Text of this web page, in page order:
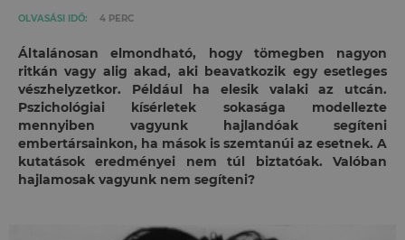
OLVASÁSI IDŐ: 4 PERC
Általánosan elmondható, hogy tömegben nagyon
ritkán vagy alig akad, aki beavatkozik egy esetleges
vészhelyzetkor. Például ha elesik valaki az utcán.
Pszichológiai kísérletek sokasága modellezte
mennyiben vagyunk hajlandóak segíteni
embertársainkon, ha mások is szemtanúi az esetnek. A
kutatások eredményei nem túl biztatóak. Valóban
hajlamosak vagyunk nem segíteni?